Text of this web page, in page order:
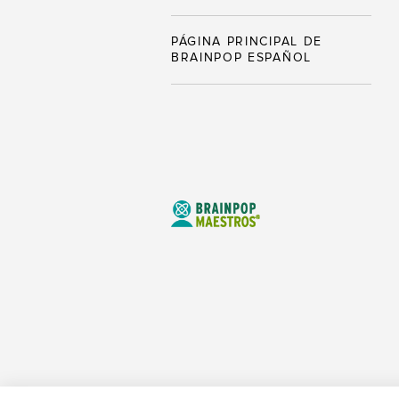
PÁGINA PRINCIPAL DE
BRAINPOP ESPAÑOL